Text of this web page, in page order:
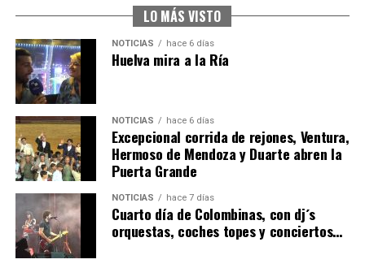
6º DÍA DE LAS FIESTAS COLOMBINAS 2026
hace 5 días Huelvatv
LO MÁS VISTO
NOTICIAS hace 6 días
Huelva mira a la Ría
NOTICIAS hace 6 días
Excepcional corrida de rejones, Ventura,
Hermoso de Mendoza y Duarte abren la
Puerta Grande
NOTICIAS hace 7 días
Cuarto día de Colombinas, con dj´s
orquestas, coches topes y conciertos…